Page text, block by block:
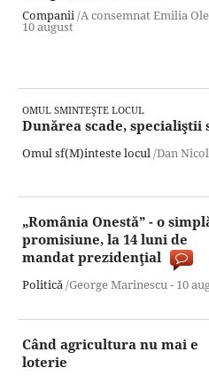
Companii/A consemnat Emilia
10 august
OMUL SMINTEŞTE LOCUL
Dunărea scade, specialiştii
Omul sf(M)inteste locul/Dan
„România Onestă” - o
promisiune, la 14 luni de
mandat prezidenţial
Politică/George Marinescu - 10
Când agricultura nu mai e
loterie